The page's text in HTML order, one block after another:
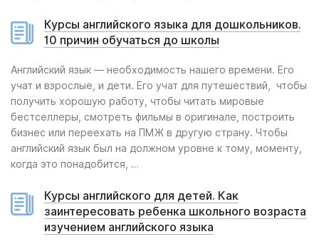
Курсы английского языка для дошкольников.
10 причин обучаться до школы
Английский язык — необходимость нашего времени. Его
учат и взрослые, и дети. Его учат для путешествий, чтобы
получить хорошую работу, чтобы читать мировые
бестселлеры, смотреть фильмы в оригинале, построить
бизнес или переехать на ПМЖ в другую страну. Чтобы
английский язык был на должном уровне к тому, моменту,
когда это понадобится, …
Курсы английского для детей. Как
заинтересовать ребенка школьного возраста
изучением английского языка